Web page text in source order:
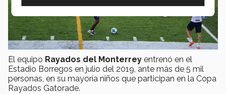
El equipo Rayados del Monterrey entrenó en el
Estadio Borregos en julio del 2019, ante más de 5 mil
personas, en su mayoría niños que participan en la Copa
Rayados Gatorade.